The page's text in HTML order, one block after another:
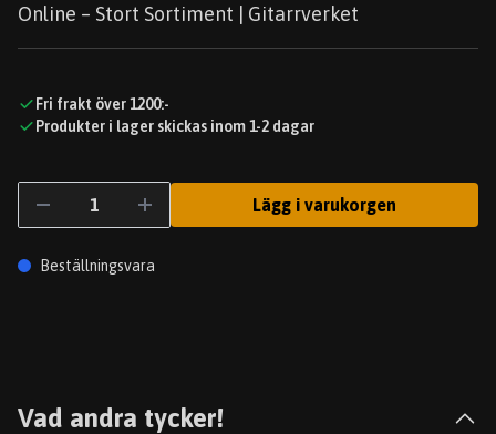
Online – Stort Sortiment | Gitarrverket
Fri frakt över 1200:-
Produkter i lager skickas inom 1-2 dagar
Lägg i varukorgen
Beställningsvara
Vad andra tycker!